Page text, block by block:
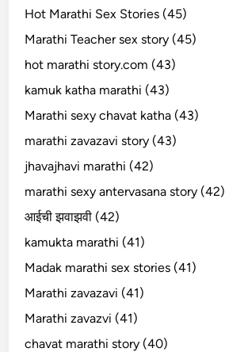
Hot Marathi Sex Stories (45)
Marathi Teacher sex story (45)
hot marathi story.com (43)
kamuk katha marathi (43)
Marathi sexy chavat katha (43)
marathi zavazavi story (43)
jhavajhavi marathi (42)
marathi sexy antervasana story (42)
आईची झवाझवी (42)
kamukta marathi (41)
Madak marathi sex stories (41)
Marathi zavazavi (41)
Marathi zavazvi (41)
chavat marathi story (40)